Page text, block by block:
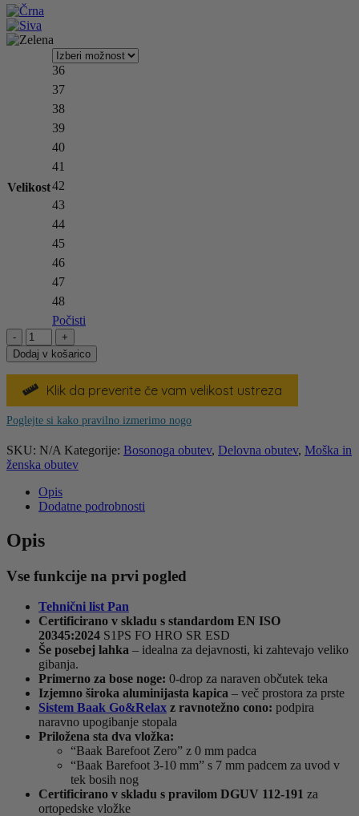
Velikost
36
37
38
39
40
41
42
43
44
45
46
47
48
Počisti
BAAK
Barefoot
Pan
S1PS
količina
Dodaj v košarico
 Klik da preverite če vam velikost ustreza
Poglejte si kako pravilno izmerimo nogo
SKU: N/A Kategorije: Bosonoga obutev, Delovna obutev, Moška in
ženska obutev
Opis
Dodatne podrobnosti
Opis
Vse funkcije na prvi pogled
Tehnični list Pan
Certificirano v skladu s standardom EN ISO
20345:2024 S1PS FO HRO SR ESD
Še posebej lahka – idealna za dejavnosti, ki zahtevajo veliko
gibanja.
Primerno za bose noge: 0-drop za naraven občutek teka
Izjemno široka aluminijasta kapica – več prostora za prste
Sistem Baak Go&Relax z ravnotežno cono: podpira
naravno upogibanje stopala
Priložena sta dva vložka:
“Baak Barefoot Zero” z 0 mm padca
“Baak Barefoot 3-10 mm” s 7 mm padcem za uvod v
tek bosih nog
Certificirano v skladu s pravilom DGUV 112-191 za
ortopedske vložke